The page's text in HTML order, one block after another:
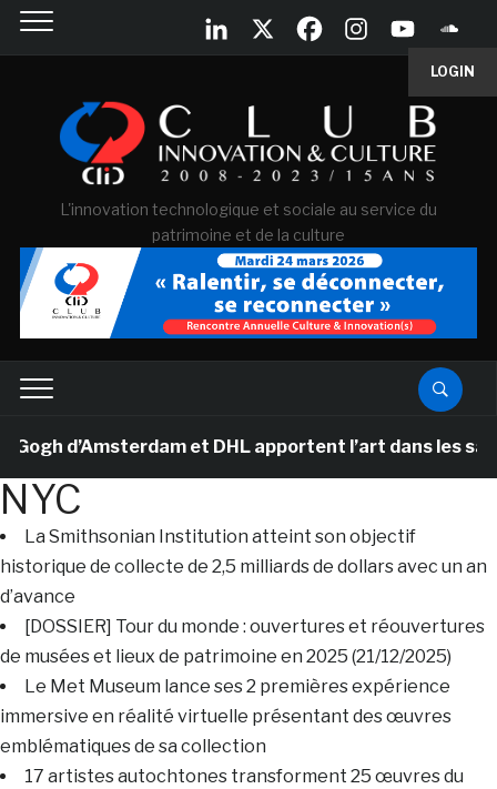
LOGIN
L'innovation technologique et sociale au service du
patrimoine et de la culture
d’Amsterdam et DHL apportent l’art dans les
NYC
La Smithsonian Institution atteint son objectif
historique de collecte de 2,5 milliards de dollars avec un an
d’avance
[DOSSIER] Tour du monde : ouvertures et réouvertures
de musées et lieux de patrimoine en 2025 (21/12/2025)
Le Met Museum lance ses 2 premières expérience
immersive en réalité virtuelle présentant des œuvres
emblématiques de sa collection
17 artistes autochtones transforment 25 œuvres du